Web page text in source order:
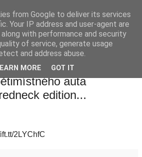
alkoholizmus
auta
edition...
2LYChfC
from Google to deliver its services
Your IP address and user-agent are
with performance and security
of service, generate usage
and address abuse.
MORE GOT IT